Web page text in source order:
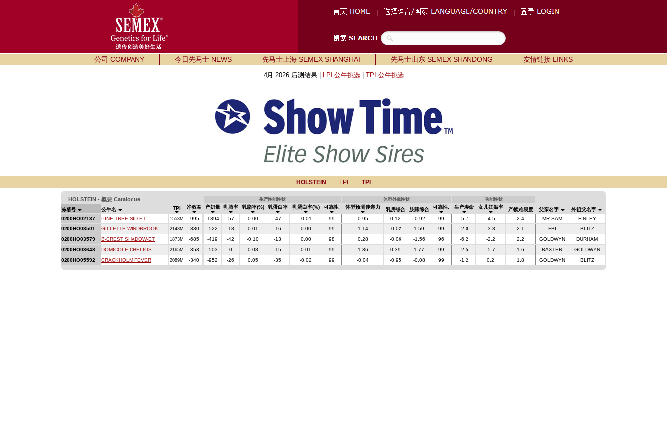
公司 COMPANY 今日先马士 NEWS 先马士上海 SEMEX SHANGHAI 先马士山东 SEMEX SHANDONG 友情链接 LINKS
4月 2026 后测结果 | LPI 公牛挑选| TPI 公牛挑选
HOLSTEIN LPI TPI
HOLSTEIN - 概要 Catalogue 生产性能性状 体型外貌性状 功能性状
冻精号 公牛名 TPI 净效益 产奶量 乳脂率 乳脂率(%) 乳蛋白率 乳蛋白率(%) 可靠性. 体型预测传递力 乳房综合 肢蹄综合 可靠性. 生产寿命 女儿妊娠率 产犊难易度 父亲名字
外祖父名字
0200HO02137
PINE-TREE SID-ET 1553M -995 -1394 -57 0.00 -47 -0.01 99 0.95 0.12 -0.92 99 -5.7 -4.5 2.4 MR SAM
FINLEY
0200HO03501
GILLETTE WINDBROOK 2143M -330 -522 -18 0.01 -16 0.00 99 1.14 -0.02 1.59 99 -2.0 -3.3 2.1 FBI
BLITZ
0200HO03579
B-CREST SHADOW-ET 1873M -685 -419 -42 -0.10 -13 0.00 98 0.28 -0.06 -1.56 96 -6.2 -2.2 2.2 GOLDWYN
DURHAM
0200HO03648
DOMICOLE CHELIOS 2165M -353 -503 0 0.08 -15 0.01 99 1.36 0.39 1.77 99 -2.5 -5.7 1.6 BAXTER
GOLDWYN
0200HO05592
CRACKHOLM FEVER 2089M -340 -952 -26 0.05 -35 -0.02 99 -0.04 -0.95 -0.08 99 -1.2 0.2 1.8 GOLDWYN BLITZ